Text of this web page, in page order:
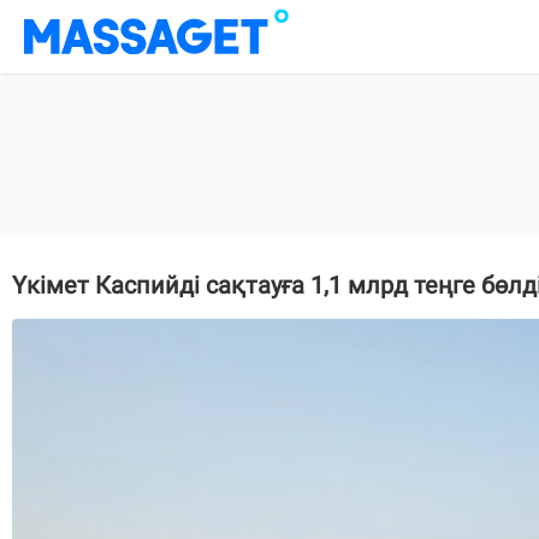
Үкімет Каспийді сақтауға 1,1 млрд теңге